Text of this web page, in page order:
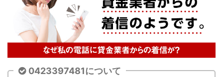
0423397481について